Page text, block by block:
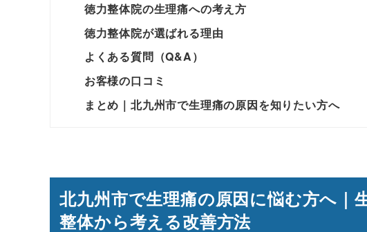
徳力整体院の生理痛への考え方
徳力整体院が選ばれる理由
よくある質問（Q&A）
お客様の口コミ
まとめ｜北九州市で生理痛の原因を知りたい方へ
北九州市で生理痛の原因に悩む方へ｜
整体から考える改善方法